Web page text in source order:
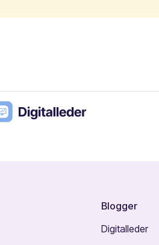
Blogger
Digitalleder